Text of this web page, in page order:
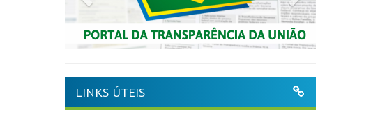
LINKS ÚTEIS